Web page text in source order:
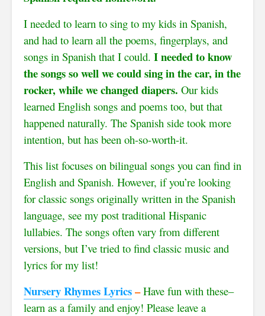
I needed to learn to sing to my kids in Spanish,
and had to learn all the poems, fingerplays, and
songs in Spanish that I could. I needed to know
the songs so well we could sing in the car, in the
rocker, while we changed diapers. Our kids
learned English songs and poems too, but that
happened naturally. The Spanish side took more
intention, but has been oh-so-worth-it.
This list focuses on bilingual songs you can find in
English and Spanish. However, if you’re looking
for classic songs originally written in the Spanish
language, see my post traditional Hispanic
lullabies. The songs often vary from different
versions, but I’ve tried to find classic music and
lyrics for my list!
Nursery Rhymes Lyrics–Have fun with these–
learn as a family and enjoy! Please leave a